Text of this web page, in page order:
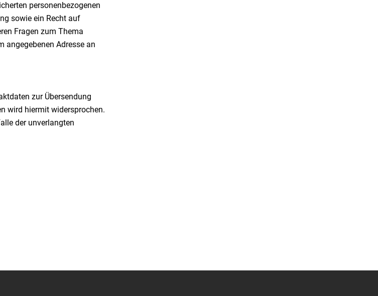
personenbezogenen
sowie ein Recht auf
Fragen zum Thema
angegebenen Adresse an
zur Übersendung
wird hiermit widersprochen.
der unverlangten